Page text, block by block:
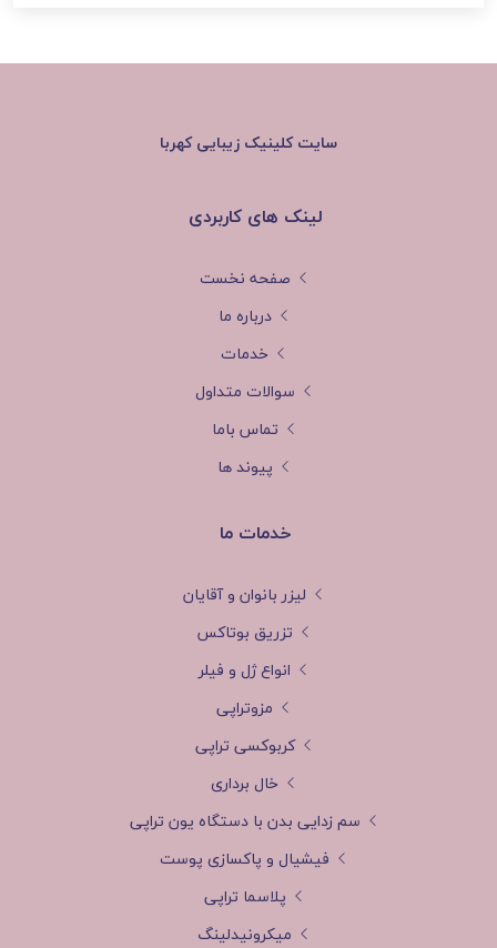
سایت کلینیک زیبایی کهربا
لینک های کاربردی
صفحه نخست
درباره ما
خدمات
سوالات متداول
تماس باما
پیوند ها
خدمات ما
لیزر بانوان و آقایان
تزریق بوتاکس
انواع ژل و فیلر
مزوتراپی
کربوکسی تراپی
خال برداری
سم زدایی بدن با دستگاه یون تراپی
فیشیال و پاکسازی پوست
پلاسما تراپی
میکرونیدلینگ